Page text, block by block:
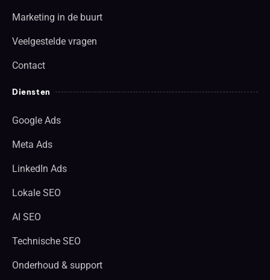
Marketing in de buurt
Veelgestelde vragen
Contact
Diensten
Google Ads
Meta Ads
LinkedIn Ads
Lokale SEO
AI SEO
Technische SEO
Onderhoud & support